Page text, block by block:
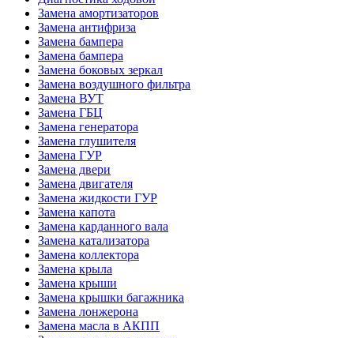
Замена амортизаторов
Замена антифриза
Замена бампера
Замена бампера
Замена боковых зеркал
Замена воздушного фильтра
Замена ВУТ
Замена ГБЦ
Замена генератора
Замена глушителя
Замена ГУР
Замена двери
Замена двигателя
Замена жидкости ГУР
Замена капота
Замена карданного вала
Замена катализатора
Замена коллектора
Замена крыла
Замена крыши
Замена крышки багажника
Замена лонжерона
Замена масла в АКПП